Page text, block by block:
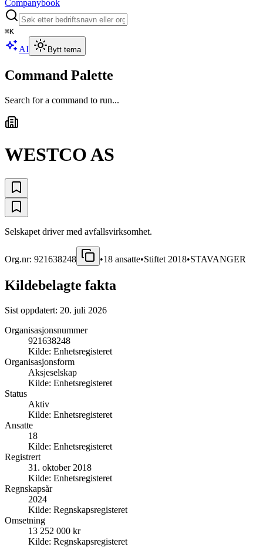
Companybook
⌘K
AI Bytt tema
Command Palette
Search for a command to run...
WESTCO AS
Selskapet driver med avfallsvirksomhet.
Org.nr: 921638248 •18 ansatte•Stiftet 2018•STAVANGER
Kildebelagte fakta
Sist oppdatert: 20. juli 2026
Organisasjonsnummer
921638248
Kilde: Enhetsregisteret
Organisasjonsform
Aksjeselskap
Kilde: Enhetsregisteret
Status
Aktiv
Kilde: Enhetsregisteret
Ansatte
18
Kilde: Enhetsregisteret
Registrert
31. oktober 2018
Kilde: Enhetsregisteret
Regnskapsår
2024
Kilde: Regnskapsregisteret
Omsetning
13 252 000 kr
Kilde: Regnskapsregisteret